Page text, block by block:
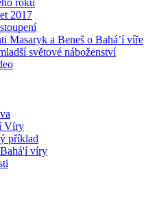
roku
2017
Masaryk a Beneš o Bahá’í víře
světové náboženství
Víry
příklad
víry